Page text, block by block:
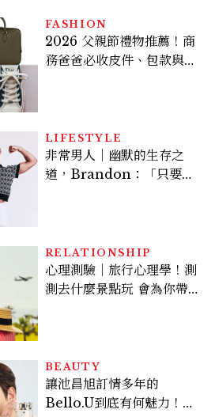
FASHION
2026 父親節禮物推薦！商
務爸爸必收皮件、包款與鞋
LIFESTYLE
非常男人｜幽默的生存之
道，Brandon：「只要能
RELATIONSHIP
心理測驗｜旅行心理學！測
測去什麼景點玩 會為你帶來
BEAUTY
讓池昌旭訂情多年的
Bello.U到底有何魅力！揭